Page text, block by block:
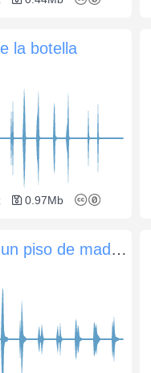
la botella
0.97Mb
Trotar con zapatos en un piso de madera